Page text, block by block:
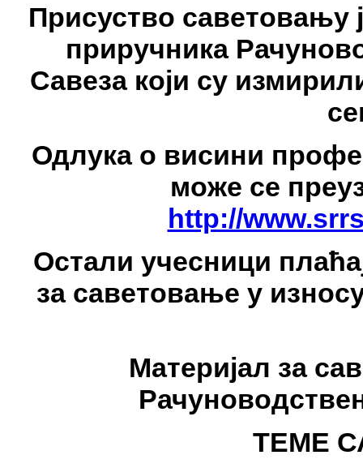
Присуство саветовању
приручника
Савеза који су
Одлука о висини
може се
http://
Остали учесници
за саветовање у
Материјал за
ТЕМЕ